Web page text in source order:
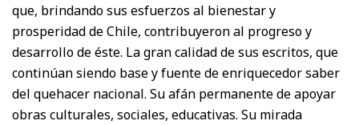
que, brindando sus esfuerzos al bienestar y
prosperidad de Chile, contribuyeron al progreso y
desarrollo de éste. La gran calidad de sus escritos, que
continúan siendo base y fuente de enriquecedor saber
del quehacer nacional. Su afán permanente de apoyar
obras culturales, sociales, educativas. Su mirada